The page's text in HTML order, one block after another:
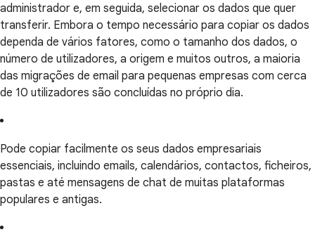
administrador e, em seguida, selecionar os dados que quer
transferir. Embora o tempo necessário para copiar os dados
dependa de vários fatores, como o tamanho dos dados, o
número de utilizadores, a origem e muitos outros, a maioria
das migrações de email para pequenas empresas com cerca
de 10 utilizadores são concluídas no próprio dia.
Pode copiar facilmente os seus dados empresariais
essenciais, incluindo emails, calendários, contactos, ficheiros,
pastas e até mensagens de chat de muitas plataformas
populares e antigas.